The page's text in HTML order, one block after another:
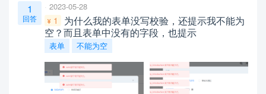
1
回答
2023-05-28
1
为什么我的表单没写校验，还提示我不能为
空？而且表单中没有的字段，也提示
表单 不能为空